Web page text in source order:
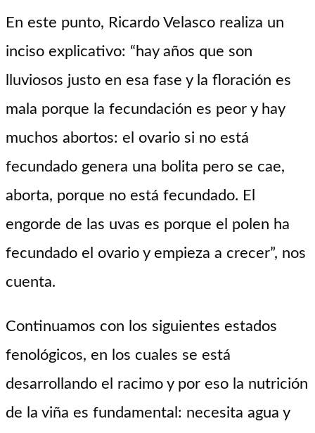
En este punto, Ricardo Velasco realiza un
inciso explicativo: “hay años que son
lluviosos justo en esa fase y la floración es
mala porque la fecundación es peor y hay
muchos abortos: el ovario si no está
fecundado genera una bolita pero se cae,
aborta, porque no está fecundado. El
engorde de las uvas es porque el polen ha
fecundado el ovario y empieza a crecer”, nos
cuenta.
Continuamos con los siguientes estados
fenológicos, en los cuales se está
desarrollando el racimo y por eso la nutrición
de la viña es fundamental: necesita agua y